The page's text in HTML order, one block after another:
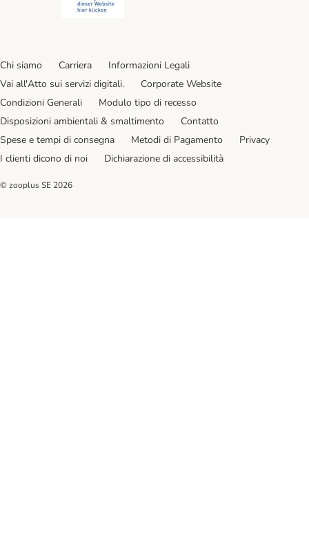
Chi siamo Carriera
Informazioni Legali
Vai all'Atto sui servizi digitali.
Corporate Website
Condizioni Generali
Modulo tipo di recesso
Disposizioni ambientali & smaltimento
Contatto
Spese e tempi di consegna
Metodi di Pagamento
Privacy
I clienti dicono di noi
Dichiarazione di accessibilità
© zooplus SE 2026